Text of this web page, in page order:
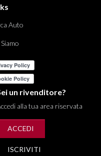
Auto
un rivenditore?
alla tua area riservata
ACCEDI
ISCRIVITI